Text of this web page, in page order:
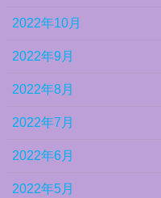
2022年10月
2022年9月
2022年8月
2022年7月
2022年6月
2022年5月